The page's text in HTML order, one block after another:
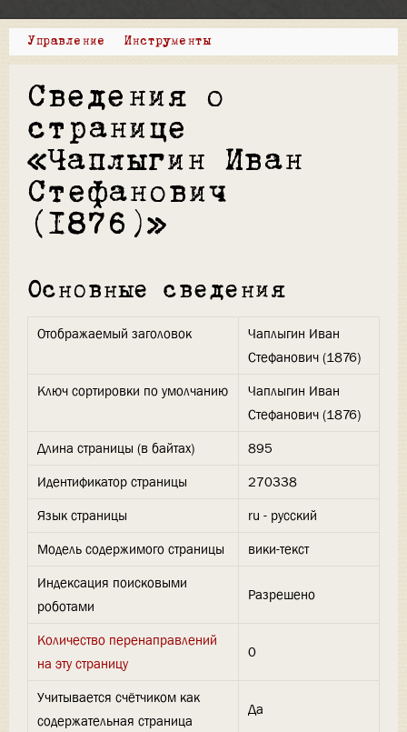
Управление Инструменты
Сведения о
странице
«Чаплыгин Иван
Стефанович
(1876)»
Основные сведения
Отображаемый заголовок
Чаплыгин Иван
Стефанович (1876)
Ключ сортировки по умолчанию
Чаплыгин Иван
Стефанович (1876)
Длина страницы (в байтах)
895
Идентификатор страницы
270338
Язык страницы
ru - русский
Модель содержимого страницы
вики-текст
Индексация поисковыми
роботами
Разрешено
Количество перенаправлений
на эту страницу
0
Учитывается счётчиком как
содержательная страница
Да